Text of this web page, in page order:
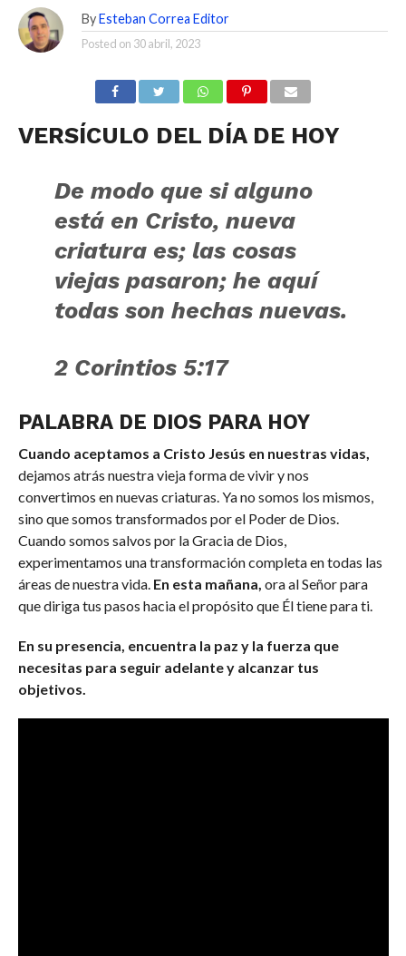
By Esteban Correa Editor
Posted on 30 abril, 2023
VERSÍCULO DEL DÍA DE HOY
De modo que si alguno
está en Cristo, nueva
criatura es; las cosas
viejas pasaron; he aquí
todas son hechas nuevas.
2 Corintios 5:17
PALABRA DE DIOS PARA HOY
Cuando aceptamos a Cristo Jesús en nuestras vidas,
dejamos atrás nuestra vieja forma de vivir y nos
convertimos en nuevas criaturas. Ya no somos los mismos,
sino que somos transformados por el Poder de Dios.
Cuando somos salvos por la Gracia de Dios,
experimentamos una transformación completa en todas las
áreas de nuestra vida. En esta mañana, ora al Señor para
que diriga tus pasos hacia el propósito que Él tiene para ti.
En su presencia, encuentra la paz y la fuerza que
necesitas para seguir adelante y alcanzar tus
objetivos.